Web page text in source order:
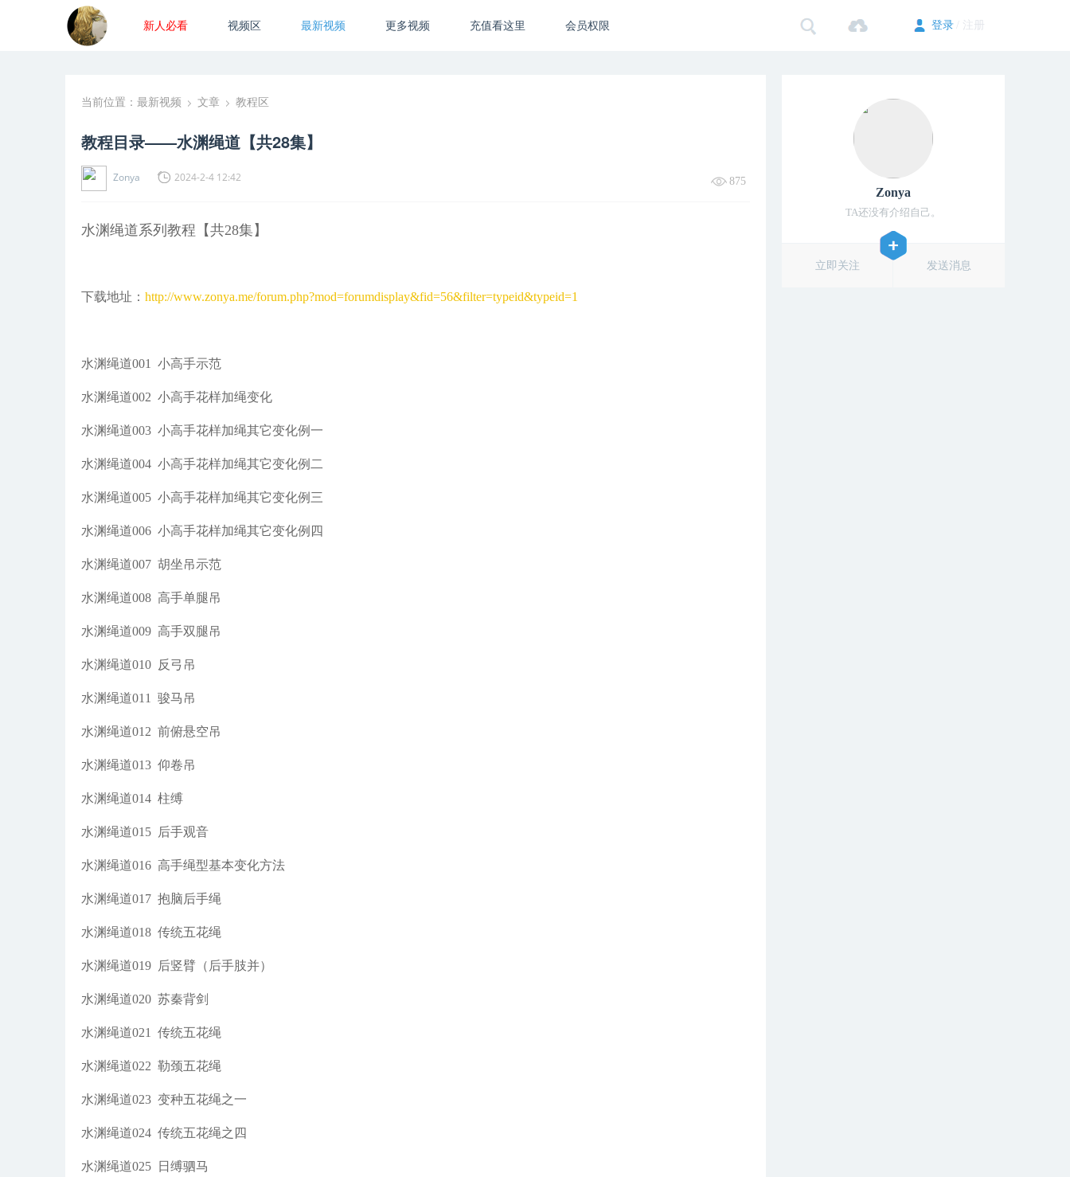
新人必看 视频区 最新视频 更多视频 充值看这里 会员权限 登录 / 注册
当前位置： 最新视频 文章 教程区
教程目录——水渊绳道【共28集】
Zonya 2024-2-4 12:42 875
水渊绳道系列教程【共28集】
下载地址： http://www.zonya.me/forum.php?mod=forumdisplay&fid=56&filter=typeid&typeid=1
水渊绳道001 小高手示范
水渊绳道002 小高手花样加绳变化
水渊绳道003 小高手花样加绳其它变化例一
水渊绳道004 小高手花样加绳其它变化例二
水渊绳道005 小高手花样加绳其它变化例三
水渊绳道006 小高手花样加绳其它变化例四
水渊绳道007 胡坐吊示范
水渊绳道008 高手单腿吊
水渊绳道009 高手双腿吊
水渊绳道010 反弓吊
水渊绳道011 骏马吊
水渊绳道012 前俯悬空吊
水渊绳道013 仰卷吊
水渊绳道014 柱缚
水渊绳道015 后手观音
水渊绳道016 高手绳型基本变化方法
水渊绳道017 抱脑后手绳
水渊绳道018 传统五花绳
水渊绳道019 后竖臂（后手肢并）
水渊绳道020 苏秦背剑
水渊绳道021 传统五花绳
水渊绳道022 勒颈五花绳
水渊绳道023 变种五花绳之一
水渊绳道024 传统五花绳之四
水渊绳道025 日缚驷马
Zonya
TA还没有介绍自己。
立即关注 发送消息